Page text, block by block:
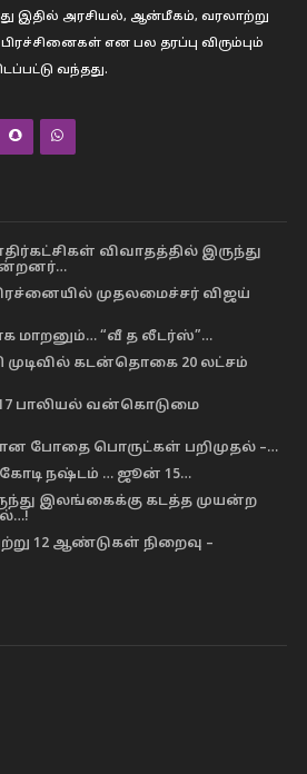
இதில் அரசியல், ஆன்மீகம், வரலாற்று
என பல தரப்பு விரும்பும்
வந்தது.
விவாதத்தில் இருந்து
முதலமைச்சர் விஜய்
மாறனும்… “வீ த லீடர்ஸ்”…
கடன்தொகை 20 லட்சம்
17 பாலியல் வன்கொடுமை
போதை பொருட்கள் பறிமுதல் –…
கோடி நஷ்டம் … ஜூன் 15…
இலங்கைக்கு கடத்த முயன்ற
12 ஆண்டுகள் நிறைவு –